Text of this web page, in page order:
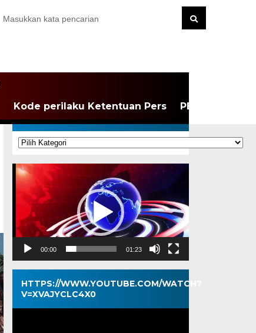
Kode perilaku Ketentuan Pers PEDOMAN
KATEGORI
Kategori
Pemutar
Video
00:00 01:23
HTTPS://WWW.YOUTUBE.COM/WATCH?
V=XVAJYCLC4X0
Pemutar